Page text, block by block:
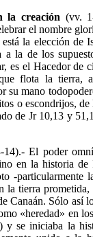
la creación (vv.
el nombre
la elección de
a la de los
es el Hacedor de
flota la tierra,
su mano
o escondrijos,
de Jr 10,13 y
14).- El poder
en la historia
-particularmente
tierra
Canaán. Sólo así
«heredad» en
y se iniciaba la